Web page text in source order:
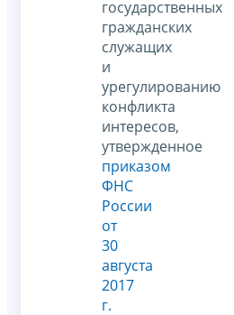
государственных
гражданских
служащих
и
урегулированию
конфликта
интересов,
утвержденное
приказом
ФНС
России
от
30
августа
2017
г.